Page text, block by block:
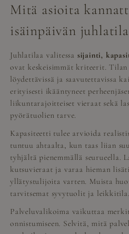
Mitä asioita
isäinpäivän
Juhlatilaa valitessa sijainti,
ovat keskeisimmät kriteerit.
löydettävissä ja saavutettavissa
erityisesti ikääntyneet
liikuntarajoitteiset vieraat sekä
pyörätuolien tarve.
Kapasiteetti tulee arvioida
tuntuu ahtaalta, kun taas liian
tyhjältä pienemmällä seurueella.
kutsuvieraat ja varaa hieman
yllätystulijoita varten. Muista
tarvitsemat syvytuolit ja leikkitila.
Palveluvalikoima vaikuttaa
onnistumiseen. Selvitä, mitä